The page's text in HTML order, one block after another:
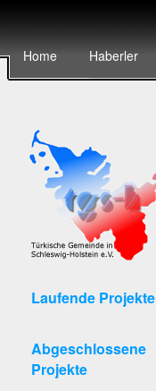
Home Haberler
Laufende Projekte
Abgeschlossene
Projekte